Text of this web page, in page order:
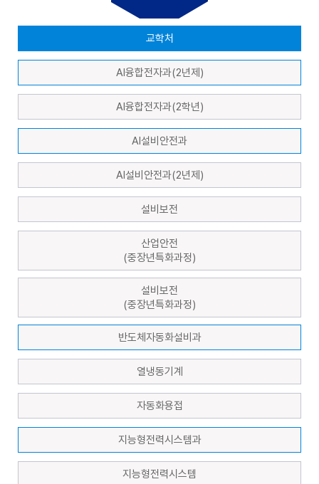
교학처
AI융합전자과(2년제)
AI융합전자과(2학년)
AI설비안전과
AI설비안전과(2년제)
설비보전
산업안전
(중장년특화과정)
설비보전
(중장년특화과정)
반도체자동화설비과
열냉동기계
자동화용접
지능형전력시스템과
지능형전력시스템